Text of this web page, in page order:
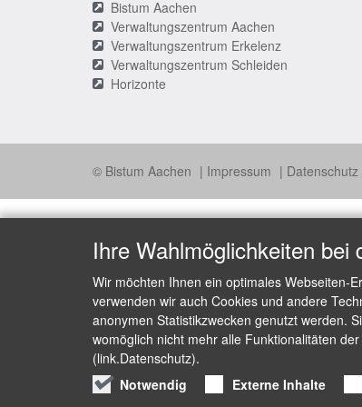
Bistum Aachen
Verwaltungszentrum Aachen
Verwaltungszentrum Erkelenz
Verwaltungszentrum Schleiden
Horizonte
© Bistum Aachen Impressum Datenschutz
Ihre Wahlmöglichkeiten
Wir möchten Ihnen ein optimales Webseiten-
verwenden wir auch Cookies und andere
anonymen Statistikzwecken genutzt werden.
womöglich nicht mehr alle Funktionalitäten
(link.Datenschutz).
Notwendig
Externe Inhalte